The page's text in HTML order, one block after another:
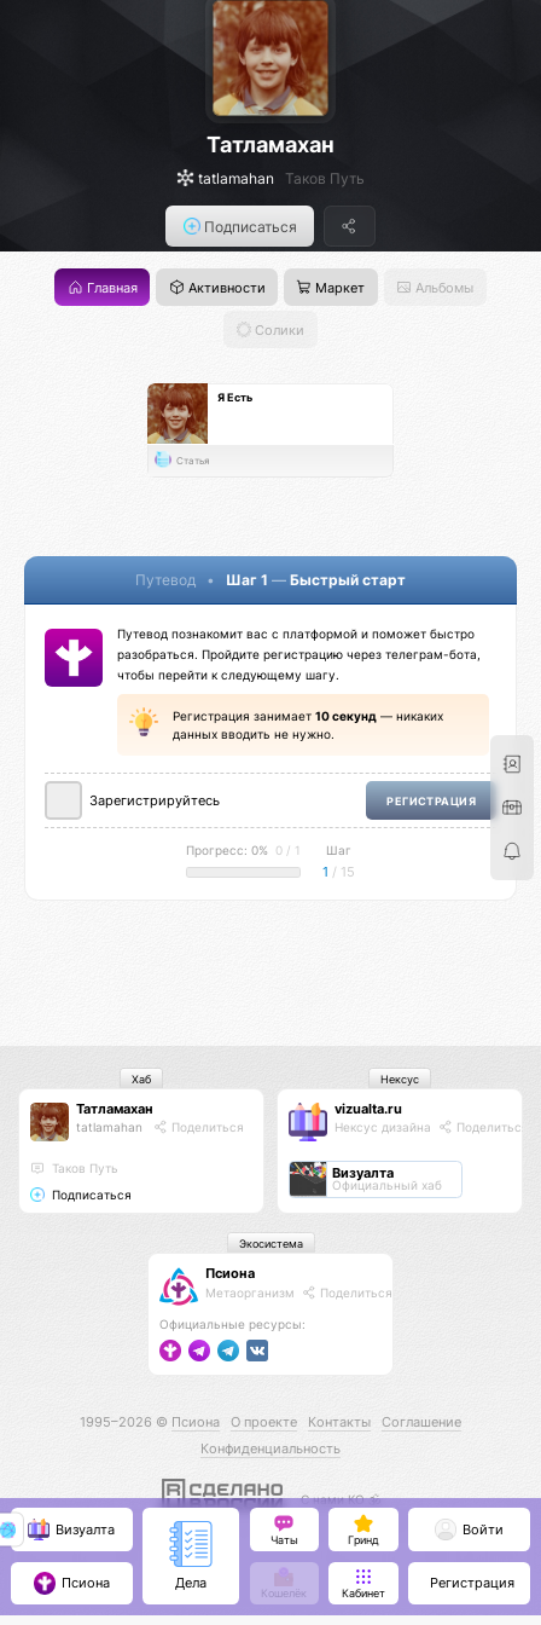
Татламахан
tatlamahan Таков Путь
Подписаться
Главная Активности Маркет Альбомы
Солики
Я Есть
Статья
Путевод • Шаг 1 — Быстрый старт
Путевод познакомит вас с платформой и поможет быстро
разобраться. Пройдите регистрацию через телеграм-бота,
чтобы перейти к следующему шагу.
Регистрация занимает 10 секунд — никаких
данных вводить не нужно.
Зарегистрируйтесь РЕГИСТРАЦИЯ
Прогресс: 0% 0 / 1 Шаг
1 / 15
Татламахан
tatlamahan Поделиться
Таков Путь
Подписаться
Хаб
vizualta.ru
Нексус дизайна Поделиться
Визуалта
Официальный хаб
Нексус
Псиона
Метаорганизм Поделиться
Официальные ресурсы:
Экосистема
1995–2026 © Псиона О проекте Контакты
Соглашение
Конфиденциальность
С нами КО 🕉️
Визуалта
Псиона Дела
Чаты Гринд
Кошелёк Кабинет
Войти
Регистрация